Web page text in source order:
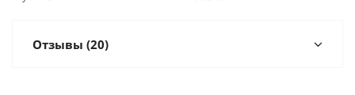
Отзывы (20)